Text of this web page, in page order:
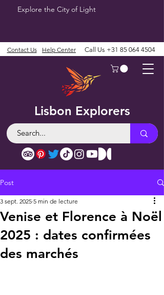
Explore the City of Light
Lisbon Explorers
Contact Us Help Center Call Us +31 85 064 4504
Post
Venise et Florence à Noël
2025 : dates confirmées
des marchés
3 sept. 2025 5 min de lecture